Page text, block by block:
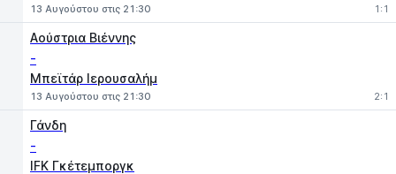
13 Αυγούστου στις 21:30 1:1
Αούστρια Βιέννης
-
Μπεϊτάρ Ιερουσαλήμ
13 Αυγούστου στις 21:30 2:1
Γάνδη
-
IFK Γκέτεμποργκ